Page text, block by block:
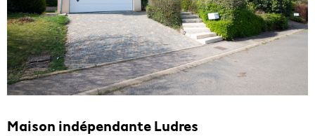
Maison indépendante Ludres